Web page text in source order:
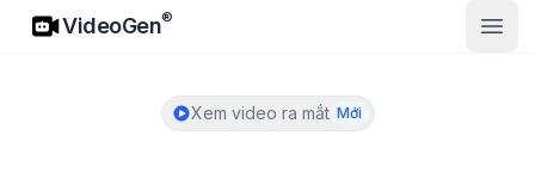
VideoGen
VideoGen®
Mở
Xem video ra mắt Mới